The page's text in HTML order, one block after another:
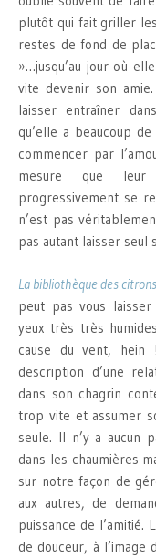
plutôt qui fait griller
restes de fond de
»…jusqu’au jour où
vite devenir son
laisser entraîner
qu’elle a beaucoup
commencer par
mesure que leur
progressivement se
n’est pas
pas autant laisser seul
La bibliothèque des citrons
peut pas vous
yeux très très
cause du vent,
description d’une
dans son chagrin
trop vite et assumer
seule. Il n’y a aucun
dans les chaumières
sur notre façon de
aux autres, de
puissance de
de douceur, à l’image